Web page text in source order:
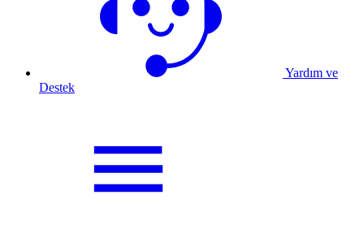
Yardım ve
Destek